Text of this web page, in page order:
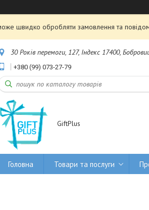
швидко обробляти замовлення та
30 Років перемоги, 127, Індекс 17400,
+380 (99) 073-27-79
GiftPlus
Головна Товари та послуги